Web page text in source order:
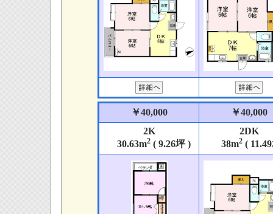
￥40,000
￥40,000
2K
30.63m2 ( 9.26坪 )
2DK
38m2(